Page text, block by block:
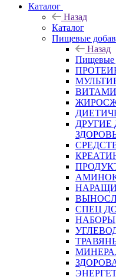
Каталог
Назад
Каталог
Пищевые
Назад
Пищевые
СПЕЦ
НАБОРЫ